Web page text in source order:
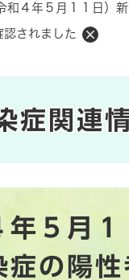
和４年５月１１日）
認されました
症関連
年５月
症の陽